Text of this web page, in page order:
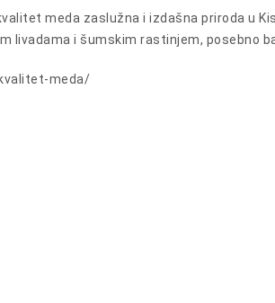
meda zaslužna i izdašna priroda u
livadama i šumskim rastinjem, posebno
meda/